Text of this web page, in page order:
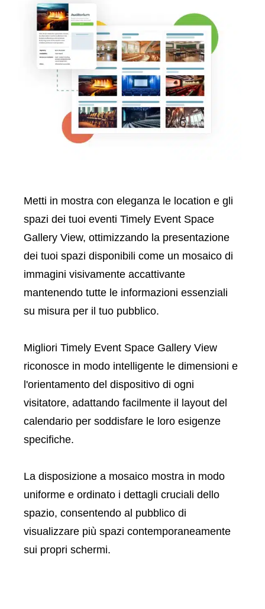
Metti in mostra con eleganza le location e gli
spazi dei tuoi eventi Timely Event Space
Gallery View, ottimizzando la presentazione
dei tuoi spazi disponibili come un mosaico di
immagini visivamente accattivante
mantenendo tutte le informazioni essenziali
su misura per il tuo pubblico.
Migliori Timely Event Space Gallery View
riconosce in modo intelligente le dimensioni e
l'orientamento del dispositivo di ogni
visitatore, adattando facilmente il layout del
calendario per soddisfare le loro esigenze
specifiche.
La disposizione a mosaico mostra in modo
uniforme e ordinato i dettagli cruciali dello
spazio, consentendo al pubblico di
visualizzare più spazi contemporaneamente
sui propri schermi.